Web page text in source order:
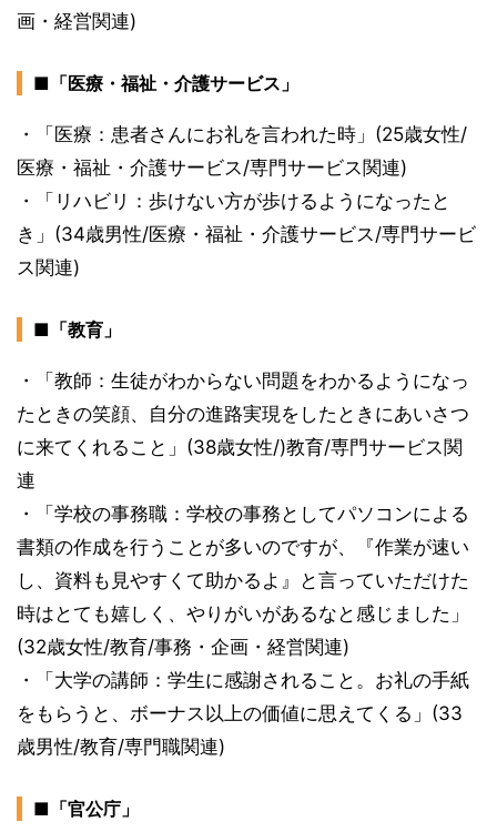
画・経営関連)
■「医療・福祉・介護サービス」
・「医療：患者さんにお礼を言われた時」(25歳女性/
医療・福祉・介護サービス/専門サービス関連)
・「リハビリ：歩けない方が歩けるようになったと
き」(34歳男性/医療・福祉・介護サービス/専門サービ
ス関連)
■「教育」
・「教師：生徒がわからない問題をわかるようになっ
たときの笑顔、自分の進路実現をしたときにあいさつ
に来てくれること」(38歳女性/)教育/専門サービス関
連
・「学校の事務職：学校の事務としてパソコンによる
書類の作成を行うことが多いのですが、『作業が速い
し、資料も見やすくて助かるよ』と言っていただけた
時はとても嬉しく、やりがいがあるなと感じました」
(32歳女性/教育/事務・企画・経営関連)
・「大学の講師：学生に感謝されること。お礼の手紙
をもらうと、ボーナス以上の価値に思えてくる」(33
歳男性/教育/専門職関連)
■「官公庁」